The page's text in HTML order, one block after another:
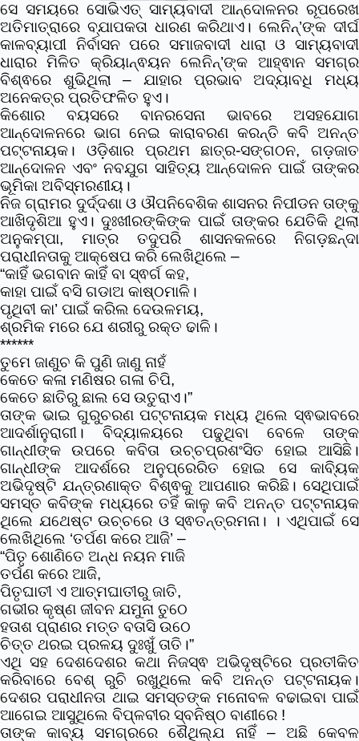
ସେ ସମୟରେ ସୋଭିଏତ୍ ସାମ୍ୟବାଦୀ ଆନ୍ଦୋଳନର ରୂପରେଖ
ଅତିମାତ୍ରାରେ ବ୍ଯାପକତା ଧାରଣ କରିଥାଏ। ଲେନିନ୍’ଙ୍କ ଦୀର୍ଘ
କାଳବ୍ୟାପୀ ନିର୍ବାସନ ପରେ ସମାଜବାଦୀ ଧାରା ଓ ସାମ୍ୟବାଦୀ
ଧାରାର ମିଳିତ କ୍ରିୟାନ୍ଵୟନ ଲେନିନ୍’ଙ୍କ ଆହ୍ଵାନ ସମଗ୍ର
ବିଶ୍ଵରେ ଶୁଭିଥିଲା – ଯାହାର ପ୍ରଭାବ ଅଦ୍ୟାବଧି ମଧ୍ୟ
ଅନେକତ୍ର ପ୍ରତିଫଳିତ ହୁଏ।
କିଶୋର ବୟସରେ ବାନରସେନା ଭାବରେ ଅସହଯୋଗ
ଆନ୍ଦୋଳନରେ ଭାଗ ନେଇ କାରାବରଣ କରନ୍ତି କବି ଅନନ୍ତ
ପଟ୍ଟନାୟକ। ଓଡ଼ିଶାର ପ୍ରଥମ ଛାତ୍ର-ସଙ୍ଗଠନ, ଗଡ଼ଜାତ
ଆନ୍ଦୋଳନ ଏବଂ ନବଯୁଗ ସାହିତ୍ୟ ଆନ୍ଦୋଳନ ପାଇଁ ତାଙ୍କର
ଭୂମିକା ଅବିସ୍ମରଣୀୟ।
ନିଜ ଗ୍ରାମର ଦୁର୍ଦ୍ଦଶା ଓ ଔପନିବେଶିକ ଶାସନର ନିପୀଡନ ତାଙ୍କୁ
ଆଖିଦୃଶିଆ ହୁଏ। ଦୁଃଖୀରଙ୍କିଙ୍କ ପାଇଁ ତାଙ୍କର ଯେତିକି ଥିଲା
ଅନୁକମ୍ପା, ମାତ୍ର ତଦୁପରି ଶାସନକଳରେ ନିଗଡ଼ଛନ୍ଦା
ପରାଧୀନତାକୁ ଆକ୍ଷେପ କରି ଲେଖିଥିଲେ –
“କାହିଁ ଭଗବାନ କାହିଁ ବା ସ୍ଵର୍ଗ କହ,
କାହା ପାଇଁ ବସି ଗଡାଅ କାଷ୍ଠମାଳି।
ପୃଥିବୀ କା’ ପାଇଁ କରିଲ ଦେଉଳମୟ,
ଶ୍ରମିକ ମରେ ଯେ ଶରୀରୁ ରକ୍ତ ଢାଳି।
******
ତୁମେ ଜାଣୁଚ କି ପୁଣି ଜାଣୁ ନାହଁ
କେତେ କଳା ମଣିଷର ଗଳା ଚିପି,
କେତେ ଛାତିରୁ ଛାଲ ସେ ଉତୁରାଏ।”
ତାଙ୍କ ଭାଇ ଗୁରୁଚରଣ ପଟ୍ଟନାୟକ ମଧ୍ୟ ଥିଲେ ସ୍ଵଭାବରେ
ଆଦର୍ଶାନୁରାଗୀ। ବିଦ୍ୟାଳୟରେ ପଢୁଥିବା ବେଳେ ତାଙ୍କ
ଗାନ୍ଧୀଙ୍କ ଉପରେ କବିତା ଉଚ୍ଚପ୍ରଶଂସିତ ହୋଇ ଆସିଛି।
ଗାନ୍ଧୀଙ୍କ ଆଦର୍ଶରେ ଅନୁପ୍ରେରିତ ହୋଇ ସେ କାବ୍ୟିକ
ଅଭିଦୃଷ୍ଟି ଯନ୍ତ୍ରଣାକ୍ତ ବିଶ୍ଵକୁ ଆପଣାର କରିଛି। ସେଥିପାଇଁ
ସମସ୍ତ କବିଙ୍କ ମଧ୍ୟରେ ତହିଁ କାଳୁ କବି ଅନନ୍ତ ପଟ୍ଟନାୟକ
ଥିଲେ ଯଥେଷ୍ଟ ଉଚ୍ଚରେ ଓ ସ୍ଵତନ୍ତ୍ରମନା। । ଏଥିପାଇଁ ସେ
ଲେଖିଥିଲେ ‘ତର୍ପଣ କରେ ଆଜି’ –
“ପିତୃ ଶୋଣିତେ ଅନ୍ଧ ନୟନ ମାଜି
ତର୍ପଣ କରେ ଆଜି,
ପିତୃଘାତୀ ଏ ଆତ୍ମଘାତୀରୁ ଜାତି,
ଗଭୀର କୃଷ୍ଣ ଜୀବନ ଯମୁନା ତୁଠେ
ହତାଶ ପ୍ରାଣର ମତ୍ତ ବତାସି ଉଠେ
ଚିତ୍ତ ଥରଇ ପ୍ରଳୟ ଦୁଃଖୁଁ ତାତି।”
ଏଥି ସହ ଦେଶଦେଶର କଥା ନିଜସ୍ଵ ଅଭିଦୃଷ୍ଟିରେ ପ୍ରତୀକିତ
କରିବାରେ ବେଶ୍ ରୁଚି ରଖୁଥିଲେ କବି ଅନନ୍ତ ପଟ୍ଟନାୟକ।
ଦେଶର ପରାଧୀନତା ଥାଇ ସମସ୍ତଙ୍କ ମନୋବଳ ବଢାଇବା ପାଇଁ
ଆଗେଇ ଆସୁଥିଲେ ବିପ୍ଳବୀର ସ୍ବନିଷ୍ଠ ବାଣୀରେ !
ତାଙ୍କ କାବ୍ୟ ସମଗ୍ରରେ ଶୈଥିଲ୍ଯ ନାହିଁ – ଅଛି କେବଳ